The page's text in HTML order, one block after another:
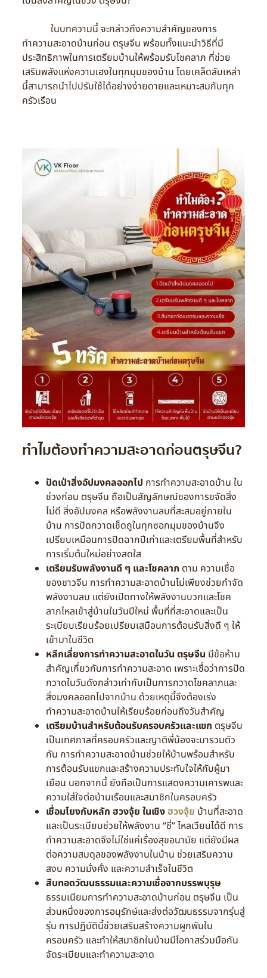
ในบทความนี้ จะกล่าวถึงความสำคัญของการ
ทำความสะอาดบ้านก่อน ตรุษจีน พร้อมทั้งแนะนำวิธีที่มี
ประสิทธิภาพในการเตรียมบ้านให้พร้อมรับโชคลาภ ที่ช่วย
เสริมพลังแห่งความเฮงในทุกมุมของบ้าน โดยเคล็ดลับเหล่า
นี้สามารถนำไปปรับใช้ได้อย่างง่ายดายและเหมาะสมกับทุก
ครัวเรือน
ทำไมต้องทำความสะอาดก่อนตรุษจีน?
ปัดเป่าสิ่งอัปมงคลออกไป การทำความสะอาดบ้าน ใน
ช่วงก่อน ตรุษจีน ถือเป็นสัญลักษณ์ของการขจัดสิ่ง
ไม่ดี สิ่งอัปมงคล หรือพลังงานลบที่สะสมอยู่ภายใน
บ้าน การปัดกวาดเช็ดถูในทุกซอกมุมของบ้านจึง
เปรียบเหมือนการปิดฉากปีเก่าและเตรียมพื้นที่สำหรับ
การเริ่มต้นใหม่อย่างสดใส
เตรียมรับพลังงานดี ๆ และโชคลาภ ตาม ความเชื่อ
ของชาวจีน การทำความสะอาดบ้านไม่เพียงช่วยกำจัด
พลังงานลบ แต่ยังเปิดทางให้พลังงานบวกและโชค
ลาภไหลเข้าสู่บ้านในวันปีใหม่ พื้นที่ที่สะอาดและเป็น
ระเบียบเรียบร้อยเปรียบเสมือนการต้อนรับสิ่งดี ๆ ให้
เข้ามาในชีวิต
หลีกเลี่ยงการทำความสะอาดในวัน ตรุษจีน มีข้อห้าม
สำคัญเกี่ยวกับการทำความสะอาด เพราะเชื่อว่าการปัด
กวาดในวันดังกล่าวเท่ากับเป็นการกวาดโชคลาภและ
สิ่งมงคลออกไปจากบ้าน ด้วยเหตุนี้จึงต้องเร่ง
ทำความสะอาดบ้านให้เรียบร้อยก่อนถึงวันสำคัญ
เตรียมบ้านสำหรับต้อนรับครอบครัวและแขก ตรุษจีน
เป็นเทศกาลที่ครอบครัวและญาติพี่น้องจะมารวมตัว
กัน การทำความสะอาดบ้านช่วยให้บ้านพร้อมสำหรับ
การต้อนรับแขกและสร้างความประทับใจให้กับผู้มา
เยือน นอกจากนี้ ยังถือเป็นการแสดงความเคารพและ
ความใส่ใจต่อบ้านเรือนและสมาชิกในครอบครัว
เชื่อมโยงกับหลัก ฮวงจุ้ย ในเชิงฮวงจุ้ย บ้านที่สะอาด
และเป็นระเบียบช่วยให้พลังงาน “ชี่” ไหลเวียนได้ดี การ
ทำความสะอาดจึงไม่ใช่แค่เรื่องสุขอนามัย แต่ยังมีผล
ต่อความสมดุลของพลังงานในบ้าน ช่วยเสริมความ
สงบ ความมั่งคั่ง และความสำเร็จในชีวิต
สืบทอดวัฒนธรรมและความเชื่อจากบรรพบุรุษ
ธรรมเนียมการทำความสะอาดบ้านก่อน ตรุษจีน เป็น
ส่วนหนึ่งของการอนุรักษ์และส่งต่อวัฒนธรรมจากรุ่นสู่
รุ่น การปฏิบัตินี้ช่วยเสริมสร้างความผูกพันใน
ครอบครัว และทำให้สมาชิกในบ้านมีโอกาสร่วมมือกัน
จัดระเบียบและทำความสะอาด